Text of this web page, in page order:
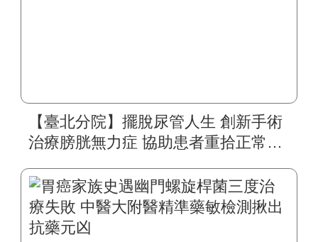
【臺北分院】擺脫尿管人生 創新手術
治療膀胱無力症 協助患者重拾正常生